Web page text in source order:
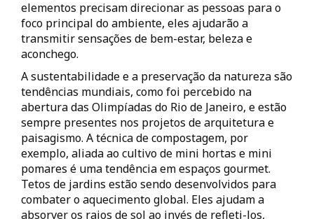
elementos precisam direcionar as pessoas para o
foco principal do ambiente, eles ajudarão a
transmitir sensações de bem-estar, beleza e
aconchego.
A sustentabilidade e a preservação da natureza são
tendências mundiais, como foi percebido na
abertura das Olimpíadas do Rio de Janeiro, e estão
sempre presentes nos projetos de arquitetura e
paisagismo. A técnica de compostagem, por
exemplo, aliada ao cultivo de mini hortas e mini
pomares é uma tendência em espaços gourmet.
Tetos de jardins estão sendo desenvolvidos para
combater o aquecimento global. Eles ajudam a
absorver os raios de sol ao invés de refleti-los,